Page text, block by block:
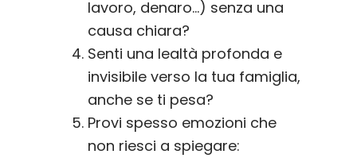
lavoro, denaro…) senza una
causa chiara?
Senti una lealtà profonda e
invisibile verso la tua famiglia,
anche se ti pesa?
Provi spesso emozioni che
non riesci a spiegare: